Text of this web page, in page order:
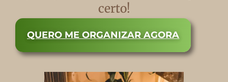
certo!
QUERO ME ORGANIZAR AGORA